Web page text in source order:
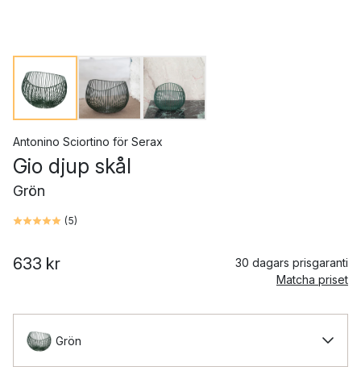
Antonino Sciortino för Serax
Gio djup skål
Grön
(5)
633 kr
30 dagars prisgaranti
Matcha priset
Grön